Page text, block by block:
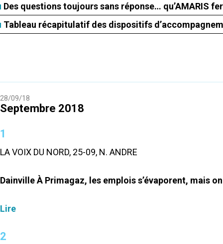
Des questions toujours sans réponse… qu’AMARIS
Tableau récapitulatif des dispositifs
28/09/18
Septembre 2018
1
LA VOIX DU NORD, 25-09, N. ANDRE
Dainville À Primagaz, les emplois s’évaporent, mais
Lire
2